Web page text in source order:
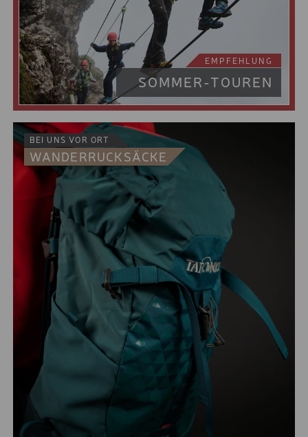
KESSLER
NACHTSKIFAHRKARTE
SOMMER-TOUREN
EMPFEHLUNG
BEI UNS VOR ORT
WANDERRUCKSÄCKE